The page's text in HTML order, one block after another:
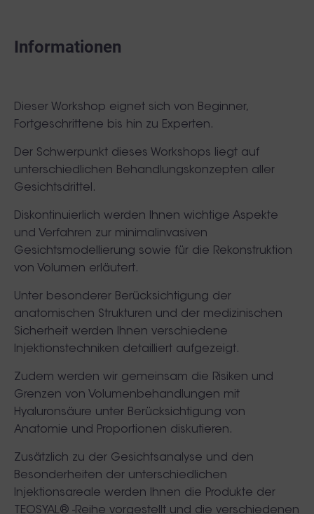
Informationen
Dieser Workshop eignet sich von Beginner,
Fortgeschrittene bis hin zu Experten.
Der Schwerpunkt dieses Workshops liegt auf
unterschiedlichen Behandlungskonzepten aller
Gesichtsdrittel.
Diskontinuierlich werden Ihnen wichtige Aspekte
und Verfahren zur minimalinvasiven
Gesichtsmodellierung sowie für die Rekonstruktion
von Volumen erläutert.
Unter besonderer Berücksichtigung der
anatomischen Strukturen und der medizinischen
Sicherheit werden Ihnen verschiedene
Injektionstechniken detailliert aufgezeigt.
Zudem werden wir gemeinsam die Risiken und
Grenzen von Volumenbehandlungen mit
Hyaluronsäure unter Berücksichtigung von
Anatomie und Proportionen diskutieren.
Zusätzlich zu der Gesichtsanalyse und den
Besonderheiten der unterschiedlichen
Injektionsareale werden Ihnen die Produkte der
TEOSYAL® -Reihe vorgestellt und die verschiedenen